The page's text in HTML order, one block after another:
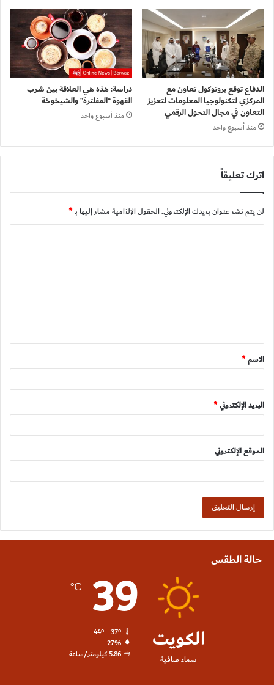
الدفاع توقع بروتوكول تعاون مع
المركزي لتكنولوجيا المعلومات لتعزيز
التعاون في مجال التحول الرقمي
منذ أسبوع واحد
دراسة: هذه هي العلاقة بين شرب
القهوة “المفلترة” والشيخوخة
منذ أسبوع واحد
اترك تعليقاً
لن يتم نشر عنوان بريدك الإلكتروني.الحقول الإلزامية مشار إليها بـ*
ق
*
الاسم*
البريد الإلكتروني*
الموقع الإلكتروني
حالة الطقس
الكويت
سماء صافية
39
℃
44º - 37º
27%
5.86 كيلومتر/ساعة